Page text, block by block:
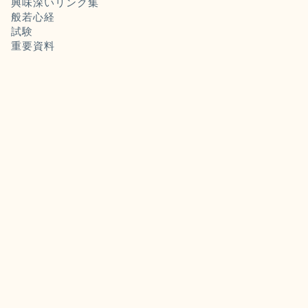
興味深いリンク集
般若心経
試験
重要資料